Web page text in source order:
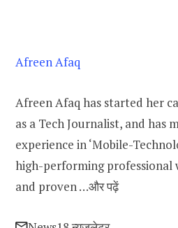
Afreen Afaq
Afreen Afaq has started her
as a Tech Journalist, and has
experience in ‘Mobile-
high-performing professional
and proven …और पढ़ें